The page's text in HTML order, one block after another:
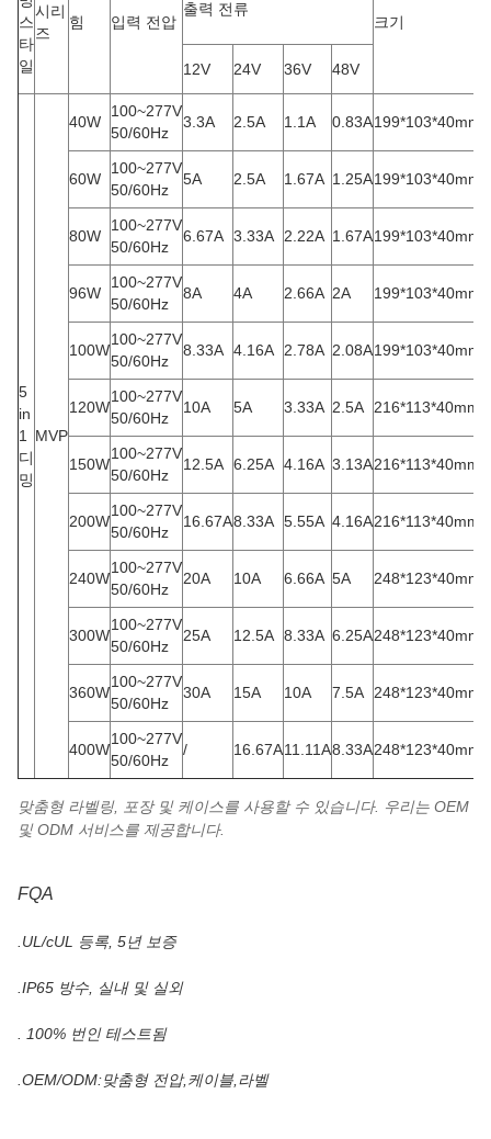
스
타
일
시리
즈
힘 입력 전압
출력 전류
크기
12V 24V 36V 48V
5
in
1
디
밍
MVP
40W
100~277V
50/60Hz
3.3A 2.5A 1.1A 0.83A199*103*40mm
60W
100~277V
50/60Hz
5A 2.5A 1.67A 1.25A199*103*40mm
80W
100~277V
50/60Hz
6.67A 3.33A 2.22A 1.67A199*103*40mm
96W
100~277V
50/60Hz
8A 4A 2.66A 2A 199*103*40mm
100W
100~277V
50/60Hz
8.33A 4.16A 2.78A 2.08A199*103*40mm
120W
100~277V
50/60Hz
10A 5A 3.33A 2.5A 216*113*40mm
150W
100~277V
50/60Hz
12.5A 6.25A 4.16A 3.13A216*113*40mm
200W
100~277V
50/60Hz
16.67A8.33A 5.55A 4.16A216*113*40mm
240W
100~277V
50/60Hz
20A 10A 6.66A 5A 248*123*40mm
300W
100~277V
50/60Hz
25A 12.5A 8.33A 6.25A248*123*40mm
360W
100~277V
50/60Hz
30A 15A 10A 7.5A 248*123*40mm
400W
100~277V
50/60Hz
/ 16.67A11.11A8.33A248*123*40mm
맞춤형 라벨링, 포장 및 케이스를 사용할 수 있습니다. 우리는 OEM
및 ODM 서비스를 제공합니다.
FQA
.UL/cUL 등록, 5년 보증
.IP65 방수, 실내 및 실외
. 100% 번인 테스트됨
.OEM/ODM:맞춤형 전압,케이블,라벨